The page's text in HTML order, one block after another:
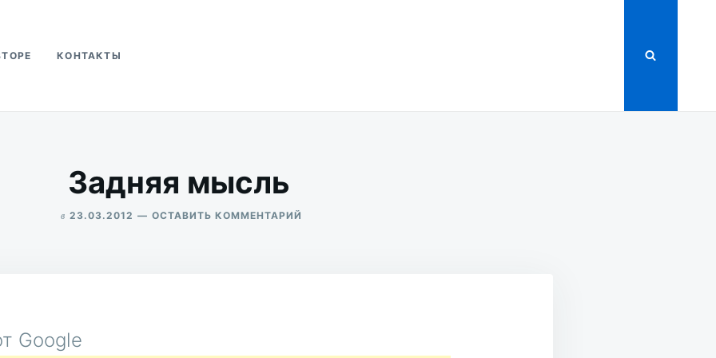
КОНТАКТЫ
Задняя мысль
в 23.03.2012 ОСТАВИТЬ КОММЕНТАРИЙ
Google